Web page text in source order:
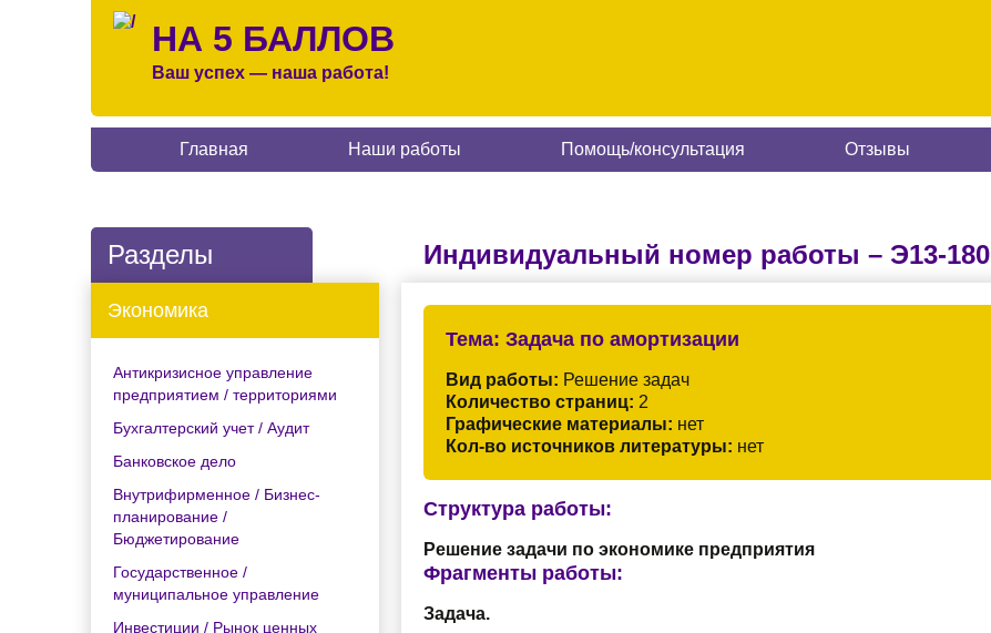
НА 5 БАЛЛОВ
Ваш успех — наша работа!
Главная Наши работы Помощь/консультация Отзывы
Разделы
Экономика
Антикризисное управление
предприятием / территориями
Бухгалтерский учет / Аудит
Банковское дело
Внутрифирменное / Бизнес-
планирование /
Бюджетирование
Государственное /
муниципальное управление
Инвестиции / Рынок ценных
Индивидуальный номер работы – Э13-180
Тема: Задача по амортизации
Вид работы: Решение задач
Количество страниц: 2
Графические материалы: нет
Кол-во источников литературы: нет
Структура работы:
Решение задачи по экономике предприятия
Фрагменты работы:
Задача.